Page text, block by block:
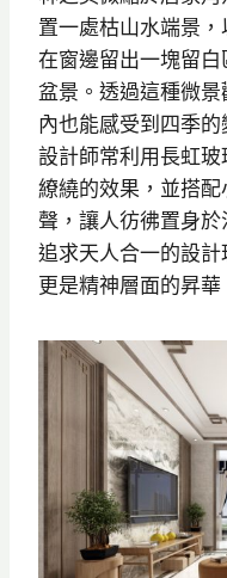
置一處枯山水端景
在窗邊留出一塊留
盆景。透過這種微
內也能感受到四季的
設計師常利用長虹玻
繚繞的效果，並搭
聲，讓人彷彿置身於
追求天人合一的設計
更是精神層面的昇華